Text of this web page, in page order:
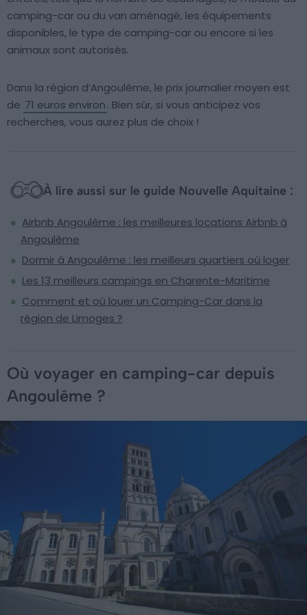
camping-car ou du van aménagé, les équipements
disponibles, le type de camping-car ou encore si les
animaux sont autorisés.
Dans la région d’Angoulême, le prix journalier moyen est
de 71 euros environ. Bien sûr, si vous anticipez vos
recherches, vous aurez plus de choix !
À lire aussi sur le guide Nouvelle Aquitaine :
Airbnb Angoulême : les meilleures locations Airbnb à
Angoulême
Dormir à Angoulême : les meilleurs quartiers où loger
Les 13 meilleurs campings en Charente-Maritime
Comment et où louer un Camping-Car dans la
région de Limoges ?
Où voyager en camping-car depuis
Angoulême ?